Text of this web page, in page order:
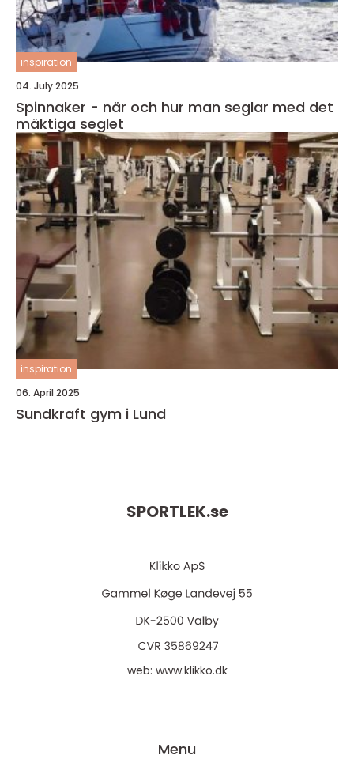
inspiration
04. July 2025
Spinnaker - när och hur man seglar med det
mäktiga seglet
inspiration
06. April 2025
Sundkraft gym i Lund
SPORTLEK.se
web: www.klikko.dk
Menu